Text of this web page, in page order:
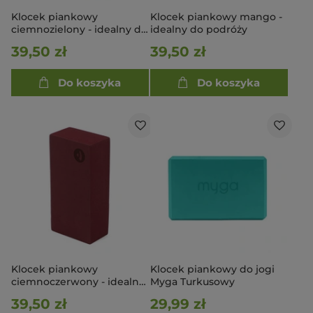
Klocek piankowy
ciemnozielony - idealny do
39,50 zł
Do koszyka
Klocek piankowy mango -
idealny do podróży
39,50 zł
Do koszyka
Klocek piankowy
ciemnoczerwony - idealny
39,50 zł
Klocek piankowy do jogi
Myga Turkusowy
29,99 zł